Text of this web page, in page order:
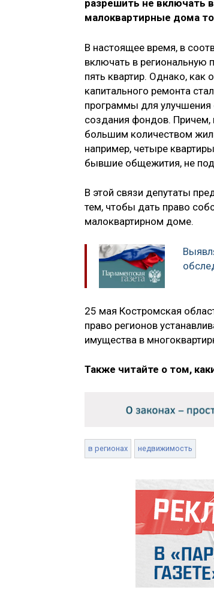
разрешить не включать
малоквартирные дома
В настоящее время, в
включать в региональную
пять квартир. Однако, как
капитального ремонта
программы для улучшения
создания фондов.
большим количеством
например, четыре
бывшие общежития, не
В этой связи депутаты
тем, чтобы дать право
малоквартирном доме.
25 мая Костромская
право регионов
имущества в
Также читайте о том,
в регионах недвижимость